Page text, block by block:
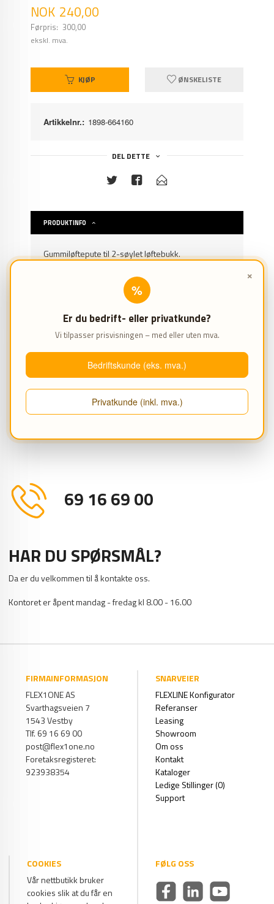
×
%
Er du bedrift- eller privatkunde?
Vi tilpasser prisvisningen – med eller uten mva.
Bedriftskunde (eks. mva.)
Privatkunde (inkl. mva.)
Tilbud
NOK 240,00
Førpris: 300,00
Rabatt
ekskl. mva.
KJØP ØNSKELISTE
Artikkelnr.: 1898-664160
DEL DETTE
PRODUKTINFO
Gummiløftepute til 2-søylet løftebukk.
Prisen er for 1 stk. løftepute.
Til utskiftning av løfteputer på 2-søylet løftebukk
Diameter, Utvendig: 158 mm
PRODUKTANMELDELSER (0)
69 16 69 00
HAR DU SPØRSMÅL?
Da er du velkommen til å kontakte oss.
Kontoret er åpent mandag - fredag kl 8.00 - 16.00
FIRMAINFORMASJON
FLEX1ONE AS
Svarthagsveien 7
1543 Vestby
Tlf. 69 16 69 00
post@flex1one.no
Foretaksregisteret:
923938354
SNARVEIER
FLEXLINE Konfigurator
Referanser
Leasing
Showroom
Om oss
Kontakt
Kataloger
Ledige Stillinger (0)
Support
COOKIES
Vår nettbutikk bruker
cookies slik at du får en
FØLG OSS